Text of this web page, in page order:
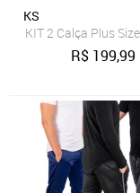
KS
KIT 2 Calça Plus
R$ 199,99